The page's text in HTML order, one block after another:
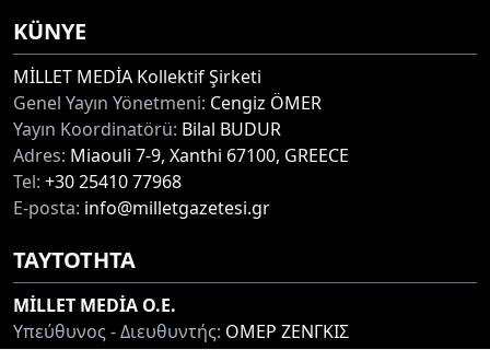
KÜNYE
MİLLET MEDİA Kollektif Şirketi
Genel Yayın Yönetmeni: Cengiz ÖMER
Yayın Koordinatörü: Bilal BUDUR
Adres: Miaouli 7-9, Xanthi 67100, GREECE
Tel: +30 25410 77968
E-posta: info@milletgazetesi.gr
ΤΑΥΤΟΤΗΤΑ
MİLLET MEDİA O.E.
Υπεύθυνος - Διευθυντής: ΟΜΕΡ ΖΕΝΓΚΙΣ